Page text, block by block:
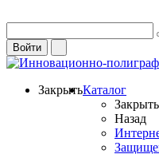
Войти
ЗакрытьКаталог
Закрыть
Назад